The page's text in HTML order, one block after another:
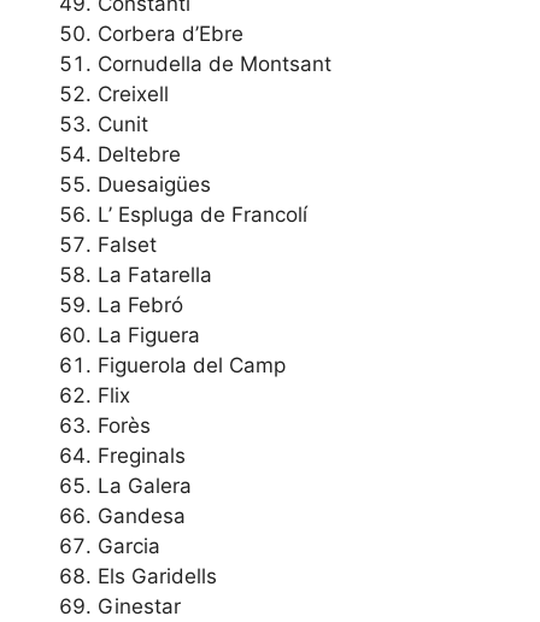
Corbera d’Ebre
Cornudella de Montsant
Creixell
Cunit
Deltebre
Duesaigües
L’ Espluga de Francolí
Falset
La Fatarella
La Febró
La Figuera
Figuerola del Camp
Flix
Forès
Freginals
La Galera
Gandesa
Garcia
Els Garidells
Ginestar